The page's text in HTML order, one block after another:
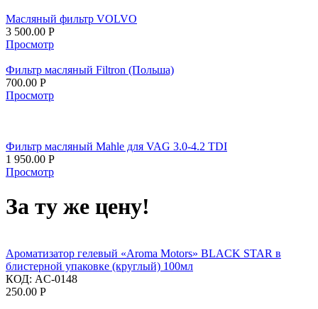
Масляный фильтр VOLVO
3 500.00 Р
Просмотр
Фильтр масляный Filtron (Польша)
700.00 Р
Просмотр
Фильтр масляный Mahle для VAG 3.0-4.2 TDI
1 950.00 Р
Просмотр
За ту же цену!
Ароматизатор гелевый «Aroma Motors» BLACK STAR в
блистерной упаковке (круглый) 100мл
КОД: AC-0148
250.00 Р